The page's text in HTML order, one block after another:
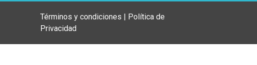
Términos y condiciones | Política de
Privacidad